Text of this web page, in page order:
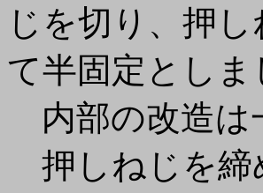
じを切り、押
て半固定としま
内部の改造は
押しねじを締